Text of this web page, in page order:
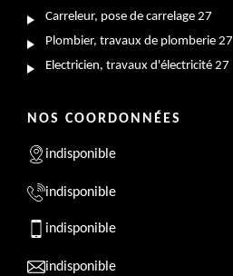
Carreleur, pose de carrelage 27
Plombier, travaux de plomberie 27
Electricien, travaux d'électricité 27
NOS COORDONNÉES
indisponible
indisponible
indisponible
indisponible